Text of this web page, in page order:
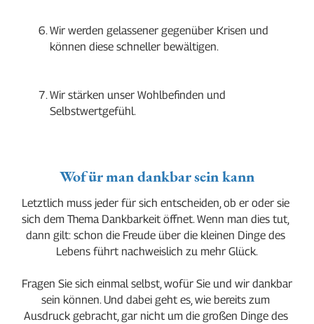
Wir werden gelassener gegenüber Krisen und
können diese schneller bewältigen.
Wir stärken unser Wohlbefinden und
Selbstwertgefühl.
Wofür man dankbar sein kann
Letztlich muss jeder für sich entscheiden, ob er oder sie
sich dem Thema Dankbarkeit öffnet. Wenn man dies tut,
dann gilt: schon die Freude über die kleinen Dinge des
Lebens führt nachweislich zu mehr Glück.
Fragen Sie sich einmal selbst, wofür Sie und wir dankbar
sein können. Und dabei geht es, wie bereits zum
Ausdruck gebracht, gar nicht um die großen Dinge des